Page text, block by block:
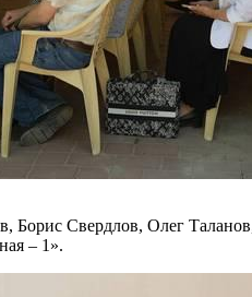
Свердлов, Олег
– 1».